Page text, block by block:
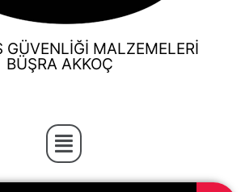
GÜVENLİĞİ MALZEMELERİ
BÜŞRA AKKOÇ